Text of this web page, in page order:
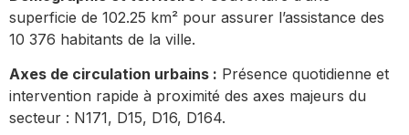
superficie de 102.25 km² pour assurer l’assistance des
10 376 habitants de la ville.
Axes de circulation urbains : Présence quotidienne et
intervention rapide à proximité des axes majeurs du
secteur : N171, D15, D16, D164.